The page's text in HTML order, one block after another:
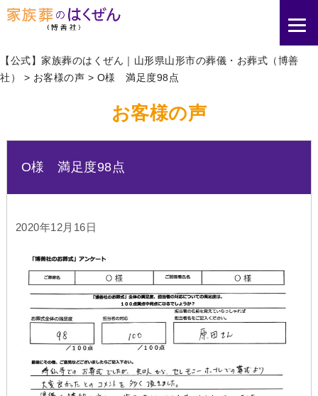
【公式】家族葬のはくぜん｜山形県山形市の葬儀・お葬式（博善
社）
> お客様の声 > O様 満足度98点
お客様の声
O様 満足度98点
2020年12月16日